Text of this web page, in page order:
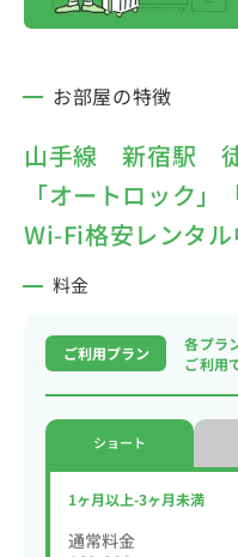
お部屋の特徴
山手線 新宿駅 徒
「オートロック
Wi-Fi格安レンタル
料金
ご利用プラン
各プラ
ご利用
ショート
1ヶ月以上-3ヶ月未満
通常料金